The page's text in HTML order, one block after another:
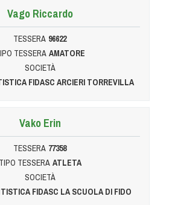
Vago Riccardo
TESSERA 96622
TESSERA AMATORE
SOCIETÀ
FIDASC ARCIERI TORREVILLA
Vako Erin
TESSERA 77358
TIPO TESSERA ATLETA
SOCIETÀ
FIDASC LA SCUOLA DI FIDO
Softair
Cinofilia Sportiva
Agility
DiscDog
Dog Trail
Dog Triathlon
Hoopers
Mantrailing
Nosework